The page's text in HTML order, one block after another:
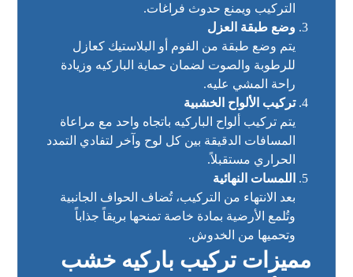
التركيب ويمنع حدوث فراغات.
وضع طبقة العزل
يتم وضع طبقة من الفوم أو البلاستيك كعازل
للرطوبة والصوت لضمان حماية الباركيه وزيادة
راحة المشي عليه.
تركيب الألواح الخشبية
يتم تركيب ألواح الباركيه باتجاه واحد مع مراعاة
المسافات الدقيقة بين كل لوح وآخر لتفادي التمدد
الحراري مستقبلاً.
اللمسات النهائية
بعد الانتهاء من التركيب، تُضاف الحواف الجانبية
وتُلمع الأرضية بمادة خاصة تمنحها بريقاً جذاباً
وتحميها من الخدوش.
مميزات تركيب باركيه خشب